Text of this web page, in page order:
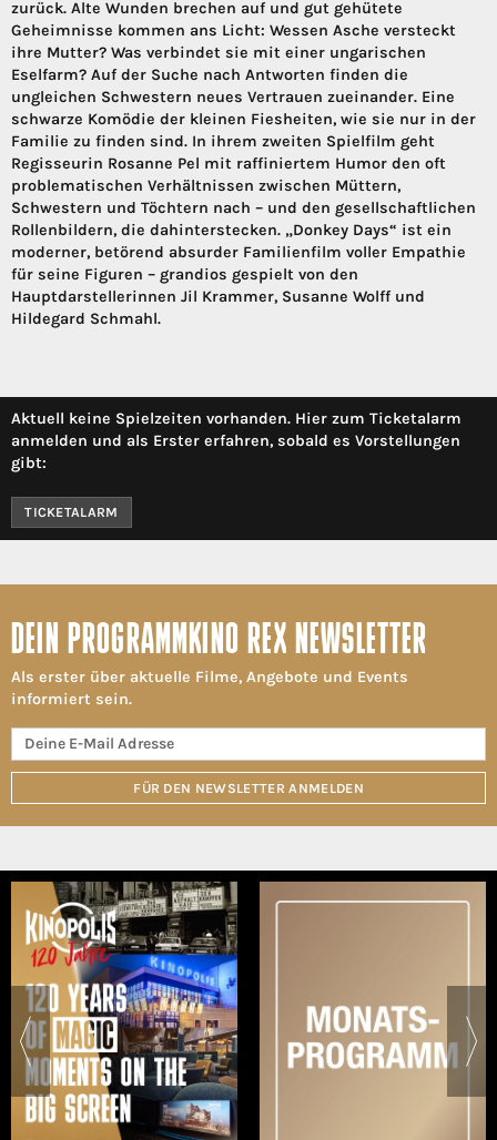
zurück. Alte Wunden brechen auf und gut gehütete
Geheimnisse kommen ans Licht: Wessen Asche versteckt
ihre Mutter? Was verbindet sie mit einer ungarischen
Eselfarm? Auf der Suche nach Antworten finden die
ungleichen Schwestern neues Vertrauen zueinander. Eine
schwarze Komödie der kleinen Fiesheiten, wie sie nur in der
Familie zu finden sind. In ihrem zweiten Spielfilm geht
Regisseurin Rosanne Pel mit raffiniertem Humor den oft
problematischen Verhältnissen zwischen Müttern,
Schwestern und Töchtern nach – und den gesellschaftlichen
Rollenbildern, die dahinterstecken. „Donkey Days“ ist ein
moderner, betörend absurder Familienfilm voller Empathie
für seine Figuren – grandios gespielt von den
Hauptdarstellerinnen Jil Krammer, Susanne Wolff und
Hildegard Schmahl.
Aktuell keine Spielzeiten vorhanden. Hier zum Ticketalarm
anmelden und als Erster erfahren, sobald es Vorstellungen
gibt:
TICKETALARM
DEIN PROGRAMMKINO REX NEWSLETTER
Als erster über aktuelle Filme, Angebote und Events
informiert sein.
FÜR DEN NEWSLETTER ANMELDEN